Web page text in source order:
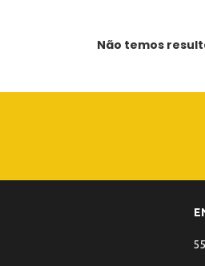
Não temos